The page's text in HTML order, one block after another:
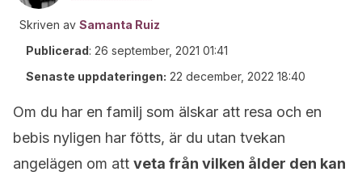
Skriven av Samanta Ruiz
Publicerad: 26 september, 2021 01:41
Senaste uppdateringen: 22 december, 2022 18:40
Om du har en familj som älskar att resa och en
bebis nyligen har fötts, är du utan tvekan
angelägen om att veta från vilken ålder den kan